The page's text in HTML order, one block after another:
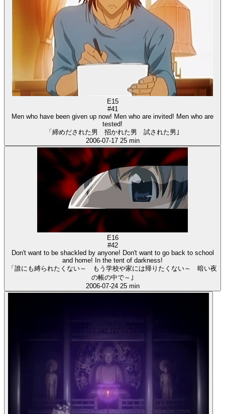
E15
#41
Men who have been given up now! Men who are invited! Men who are
tested!
「締めだされた男 招かれた男 試された男｣
2006-07-17 25 min
E16
#42
Don't want to be shackled by anyone! Don't want to go back to school
and home! In the tent of darkness!
「誰にも縛られたくない～ もう学校や家には帰りたくない～ 暗い夜
の帳の中で～｣
2006-07-24 25 min